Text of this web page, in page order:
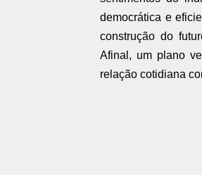
democrática e
construção do
Afinal, um plano
relação cotidiana